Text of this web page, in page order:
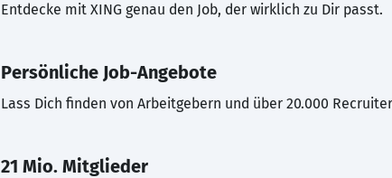
Entdecke mit XING genau den Job, der wirklich zu Dir passt.
Persönliche Job-Angebote
Lass Dich finden von Arbeitgebern und über 20.000
21 Mio. Mitglieder